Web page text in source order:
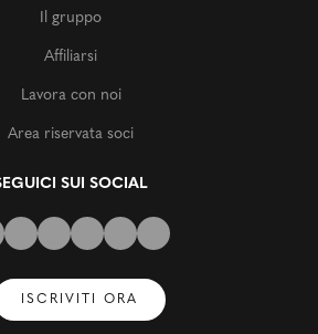
Il gruppo
Affiliarsi
Lavora con noi
Area riservata soci
SUI SOCIAL
ISCRIVITI ORA